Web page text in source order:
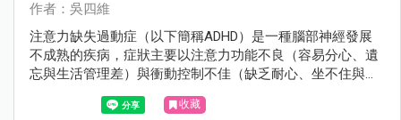
作者：吳四維
注意力缺失過動症（以下簡稱ADHD）是一種腦部神經發展
不成熟的疾病，症狀主要以注意力功能不良（容易分心、遺
忘與生活管理差）與衝動控制不佳（缺乏耐心、坐不住與控
制不住行為）來表現，若未經治療常嚴重且長期影響小孩未
來的學習成就、人際關係與人格發展。患者通常自學齡前就
收藏